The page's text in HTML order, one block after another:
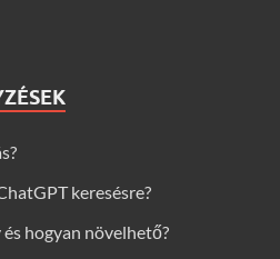
keresésre?
hogyan növelhető?